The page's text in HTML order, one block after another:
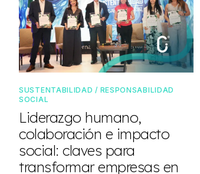
SUSTENTABILIDAD / RESPONSABILIDAD
SOCIAL
Liderazgo humano,
colaboración e impacto
social: claves para
transformar empresas en